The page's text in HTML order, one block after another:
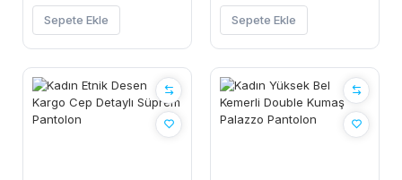
Sepete Ekle Sepete Ekle